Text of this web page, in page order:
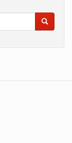
Search